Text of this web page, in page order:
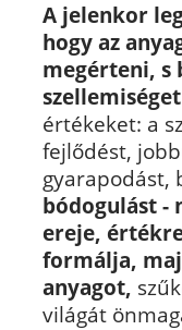
A jelenkor
hogy az
megérteni,
szellemiséget
értékeket: a
fejlődést,
gyarapodást,
bódogulást -
ereje,
formálja,
anyagot,
világát